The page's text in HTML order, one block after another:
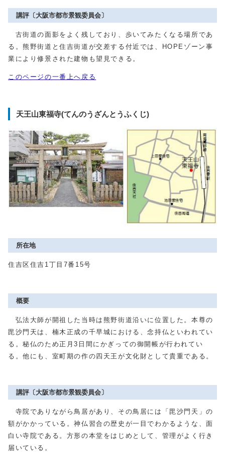
講評〔大阪市都市景観委員会〕
古街道の面影をよく残しており、歩いてみたくなる場所であ
る。熊野街道と住吉街道が交差する付近では、HOPEゾーン事
業により修景された建物も望見できる。
このページの一番上へ戻る
天王山東福寺(てんのうざんとうふくじ)
所在地
住吉区住吉1丁目7番15号
概要
弘法大師が開祖した当時は熊野街道沿いに位置した。本尊の
毘沙門天は、楠木正成の千早城における、念持仏といわれてい
る。秘仏のため正月3日間にかぎっての御開帳が行われてい
る。他にも、室町期の作の四天王が文化財として貴重である。
講評〔大阪市都市景観委員会〕
寺院でありながら鳥居があり、その鳥居には「毘沙門天」の
額がかかっている。神仏習合の歴史が一目でわかるような、面
白い寺院である。方形の本堂をはじめとして、管理がよく行き
届いている。